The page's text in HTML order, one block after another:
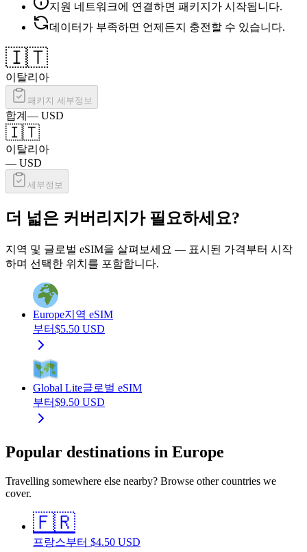
지원 네트워크에 연결하면 패키지가 시작됩니다.
데이터가 부족하면 언제든지 충전할 수 있습니다.
🇮🇹
이탈리아
패키지 세부정보
합계 — USD
🇮🇹
이탈리아
— USD
세부정보
더 넓은 커버리지가 필요하세요?
지역 및 글로벌 eSIM을 살펴보세요 — 표시된 가격부터 시작
하며 선택한 위치를 포함합니다.
Europe지역 eSIM
부터$5.50 USD
Global Lite글로벌 eSIM
부터$9.50 USD
Popular destinations in Europe
Travelling somewhere else nearby? Browse other countries we
cover.
🇫🇷
프랑스부터 $4.50 USD